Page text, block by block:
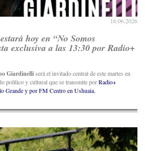
16.06.2026
hoy en “No Somos
exclusiva a las 13:30 por Radio+
Giardinelliserá el invitado central de este martes en
político y cultural que se transmite porRadio+
Grande y por FM Centro en Ushuaia.